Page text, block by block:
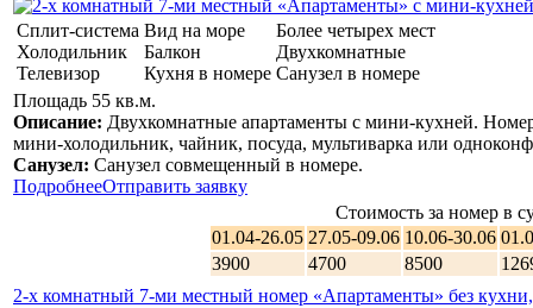
Сплит-система
Холодильник
Телевизор
Вид на море
Балкон
Кухня в номере
Более четырех мест
Двухкомнатные
Санузел в номере
Площадь 55 кв.м.
Описание: Двухкомнатные апартаменты с мини-кухней.
мини-холодильник, чайник, посуда, мультиварка или
Санузел: Санузел совмещенный в номере.
ПодробнееОтправить заявку
Стоимость за номер в
01.04-26.05 27.05-09.06 10.06-30.06
3900
4700 8500
2-х комнатный 7-ми местный номер «Апартаменты» без